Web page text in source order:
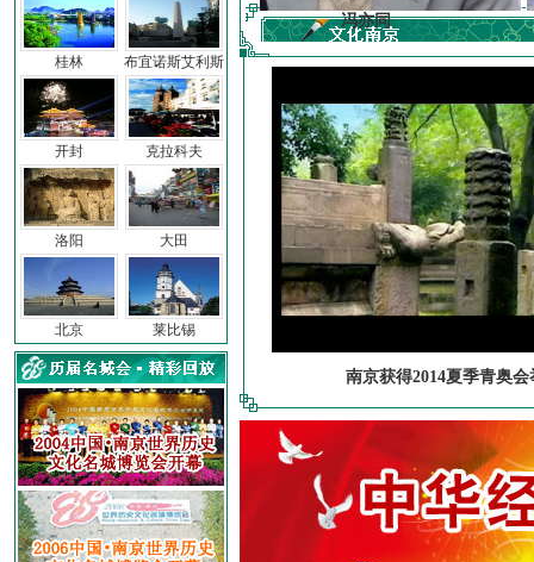
桂林
开封
洛阳
北京
布宜诺斯艾利斯
克拉科夫
大田
莱比锡
子 冯亦同
南京获得2014夏季青奥会